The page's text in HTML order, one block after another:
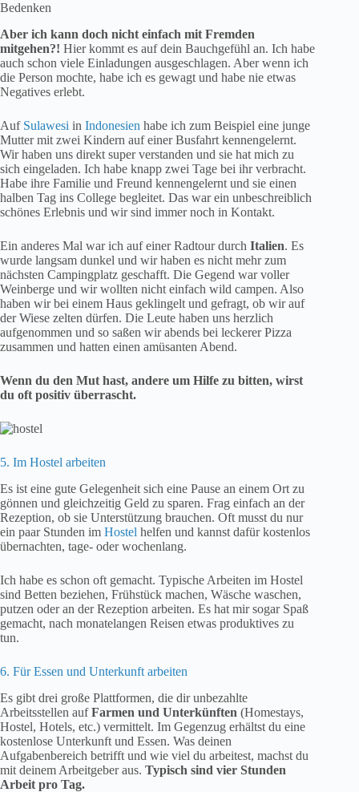
Bedenken
Aber ich kann doch nicht einfach mit Fremden
mitgehen?! Hier kommt es auf dein Bauchgefühl an. Ich habe
auch schon viele Einladungen ausgeschlagen. Aber wenn ich
die Person mochte, habe ich es gewagt und habe nie etwas
Negatives erlebt.
Auf Sulawesi in Indonesien habe ich zum Beispiel eine junge
Mutter mit zwei Kindern auf einer Busfahrt kennengelernt.
Wir haben uns direkt super verstanden und sie hat mich zu
sich eingeladen. Ich habe knapp zwei Tage bei ihr verbracht.
Habe ihre Familie und Freund kennengelernt und sie einen
halben Tag ins College begleitet. Das war ein unbeschreiblich
schönes Erlebnis und wir sind immer noch in Kontakt.
Ein anderes Mal war ich auf einer Radtour durch Italien. Es
wurde langsam dunkel und wir haben es nicht mehr zum
nächsten Campingplatz geschafft. Die Gegend war voller
Weinberge und wir wollten nicht einfach wild campen. Also
haben wir bei einem Haus geklingelt und gefragt, ob wir auf
der Wiese zelten dürfen. Die Leute haben uns herzlich
aufgenommen und so saßen wir abends bei leckerer Pizza
zusammen und hatten einen amüsanten Abend.
Wenn du den Mut hast, andere um Hilfe zu bitten, wirst
du oft positiv überrascht.
5. Im Hostel arbeiten
Es ist eine gute Gelegenheit sich eine Pause an einem Ort zu
gönnen und gleichzeitig Geld zu sparen. Frag einfach an der
Rezeption, ob sie Unterstützung brauchen. Oft musst du nur
ein paar Stunden im Hostel helfen und kannst dafür kostenlos
übernachten, tage- oder wochenlang.
Ich habe es schon oft gemacht. Typische Arbeiten im Hostel
sind Betten beziehen, Frühstück machen, Wäsche waschen,
putzen oder an der Rezeption arbeiten. Es hat mir sogar Spaß
gemacht, nach monatelangen Reisen etwas produktives zu
tun.
6. Für Essen und Unterkunft arbeiten
Es gibt drei große Plattformen, die dir unbezahlte
Arbeitsstellen aufFarmen und Unterkünften (Homestays,
Hostel, Hotels, etc.) vermittelt. Im Gegenzug erhältst du eine
kostenlose Unterkunft und Essen. Was deinen
Aufgabenbereich betrifft und wie viel du arbeitest, machst du
mit deinem Arbeitgeber aus. Typisch sind vier Stunden
Arbeit pro Tag.